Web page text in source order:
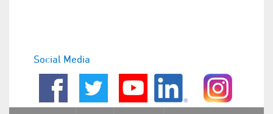
Social Media